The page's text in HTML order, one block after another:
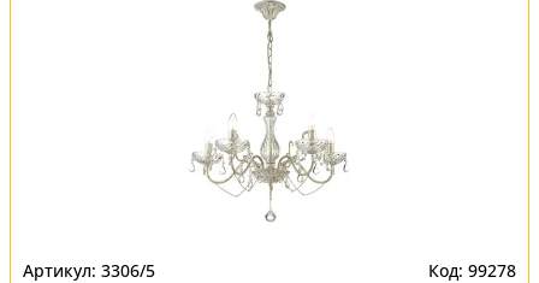
3306/5 99278